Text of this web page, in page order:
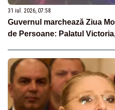
31 iul. 2026, 07:58
Guvernul marchează Ziua
de Persoane: Palatul